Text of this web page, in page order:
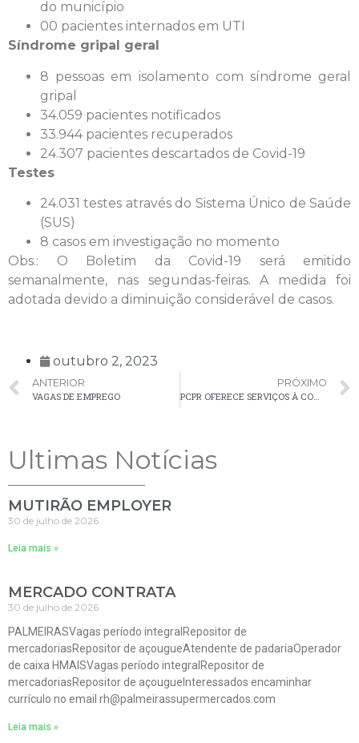
do município
00 pacientes internados em UTI
Síndrome gripal geral
8 pessoas em isolamento com síndrome geral
gripal
34.059 pacientes notificados
33.944 pacientes recuperados
24.307 pacientes descartados de Covid-19
Testes
24.031 testes através do Sistema Único de Saúde
(SUS)
8 casos em investigação no momento
Obs.: O Boletim da Covid-19 será emitido
semanalmente, nas segundas-feiras. A medida foi
adotada devido a diminuição considerável de casos.
outubro 2, 2023
ANTERIOR
VAGAS DE EMPREGO
PRÓXIMO
PCPR OFERECE SERVIÇOS À COMUNIDADE NOS DIAS 2, 3 E 4 DE OUTUBRO
Ultimas Notícias
MUTIRÃO EMPLOYER
30 de julho de 2026
Leia mais »
MERCADO CONTRATA
30 de julho de 2026
PALMEIRASVagas período integralRepositor de
mercadoriasRepositor de açougueAtendente de padariaOperador
de caixa HMAISVagas período integralRepositor de
mercadoriasRepositor de açougueInteressados encaminhar
currículo no email rh@palmeirassupermercados.com
Leia mais »